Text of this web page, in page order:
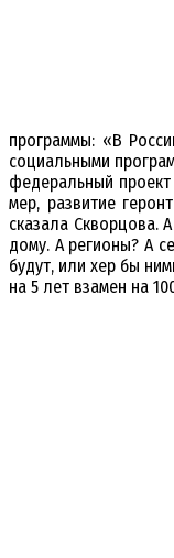
программы: «В
социальными
федеральный
мер, развитие
сказала Скворцова.
дому. А регионы? А
будут, или хер бы
на 5 лет взамен на